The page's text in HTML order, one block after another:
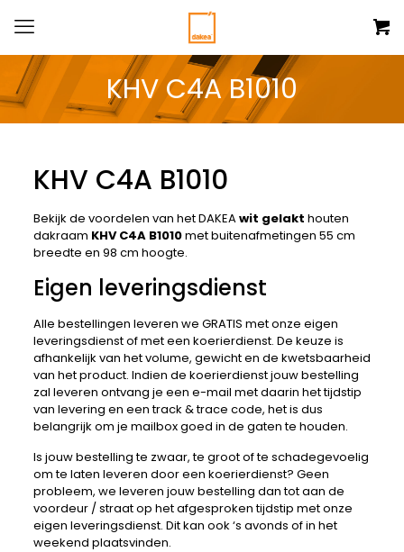
KHV C4A B1010
KHV C4A B1010
Bekijk de voordelen van het DAKEAwit gelakt houten
dakraam KHV C4A B1010met buitenafmetingen 55 cm
breedte en 98 cm hoogte.
Eigen leveringsdienst
Alle bestellingen leveren we GRATIS met onze eigen
leveringsdienst of met een koerierdienst. De keuze is
afhankelijk van het volume, gewicht en de kwetsbaarheid
van het product. Indien de koerierdienst jouw bestelling
zal leveren ontvang je een e-mail met daarin het tijdstip
van levering en een track & trace code, het is dus
belangrijk om je mailbox goed in de gaten te houden.
Is jouw bestelling te zwaar, te groot of te schadegevoelig
om te laten leveren door een koerierdienst? Geen
probleem, we leveren jouw bestelling dan tot aan de
voordeur / straat op het afgesproken tijdstip met onze
eigen leveringsdienst. Dit kan ook ‘s avonds of in het
weekend plaatsvinden.